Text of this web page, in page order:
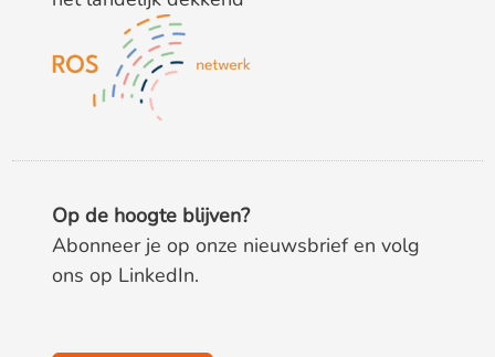
Op de hoogte blijven?
Abonneer je op onze nieuwsbrief en volg
ons op LinkedIn.